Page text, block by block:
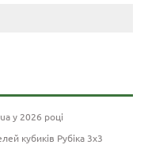
у 2026 році
кубиків Рубіка 3х3